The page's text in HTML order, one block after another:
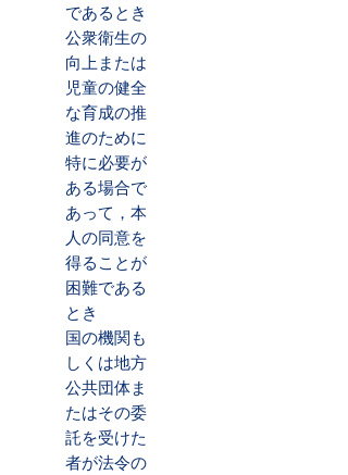
であるとき
公衆衛生の
向上または
児童の健全
な育成の推
進のために
特に必要が
ある場合で
あって，本
人の同意を
得ることが
困難である
とき
国の機関も
しくは地方
公共団体ま
たはその委
託を受けた
者が法令の